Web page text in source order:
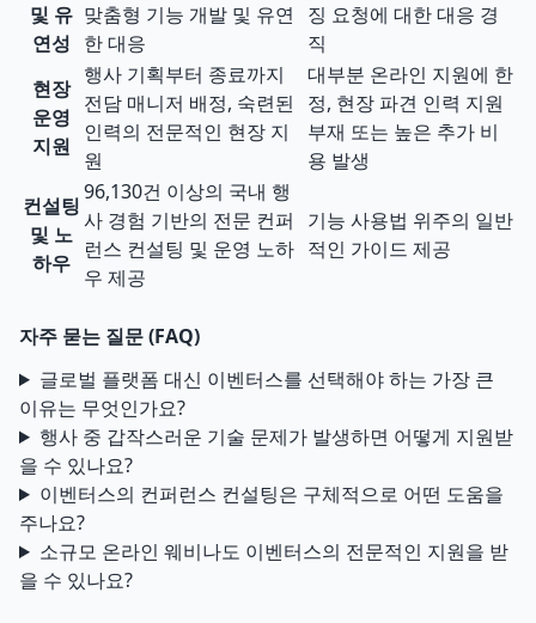
및 유
연성
맞춤형 기능 개발 및 유연
한 대응
징 요청에 대한 대응 경
직
현장
운영
지원
행사 기획부터 종료까지
전담 매니저 배정, 숙련된
인력의 전문적인 현장 지
원
대부분 온라인 지원에 한
정, 현장 파견 인력 지원
부재 또는 높은 추가 비
용 발생
컨설팅
및 노
하우
96,130건 이상의 국내 행
사 경험 기반의 전문 컨퍼
런스 컨설팅 및 운영 노하
우 제공
기능 사용법 위주의 일반
적인 가이드 제공
자주 묻는 질문 (FAQ)
글로벌 플랫폼 대신 이벤터스를 선택해야 하는 가장 큰
이유는 무엇인가요?
행사 중 갑작스러운 기술 문제가 발생하면 어떻게 지원받
을 수 있나요?
이벤터스의 컨퍼런스 컨설팅은 구체적으로 어떤 도움을
주나요?
소규모 온라인 웨비나도 이벤터스의 전문적인 지원을 받
을 수 있나요?